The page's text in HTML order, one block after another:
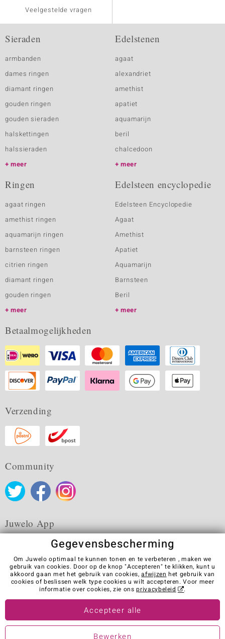
Veelgestelde vragen
Sieraden
armbanden
dames ringen
diamant ringen
gouden ringen
gouden sieraden
halskettingen
halssieraden
meer
Edelstenen
agaat
alexandriet
amethist
apatiet
aquamarijn
beril
chalcedoon
meer
Ringen
agaat ringen
amethist ringen
aquamarijn ringen
barnsteen ringen
citrien ringen
diamant ringen
gouden ringen
meer
Edelsteen encyclopedie
Edelsteen Encyclopedie
Agaat
Amethist
Apatiet
Aquamarijn
Barnsteen
Beril
meer
Betaalmogelijkheden
Verzending
Community
Juwelo App
Algemene verkoopvoorwaarden Privacybeleid
Cookies
Colofon
Contact
Contract herroepen
Visit our stores in other countries:
Gegevensbescherming
Om Juwelo optimaal te kunnen tonen en te verbeteren , maken we
gebruik van cookies. Door op de knop "Accepteren" te klikken, kunt u
akkoord gaan met het gebruik van cookies,afwijzen het gebruik van
cookies of beslissen welk type cookies u wilt accepteren. Voor meer
informatie over cookies, zie onsprivacybeleid .
Accepteer alle
Bewerken